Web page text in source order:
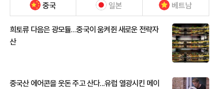
중국 일본 베트남
희토류 다음은 광모듈…중국이 움켜쥔 새로운 전략자
산
중국산 에어콘을 웃돈 주고 산다...유럽 열광시킨 메이